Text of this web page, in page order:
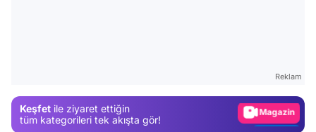
Reklam
Keşfet ile ziyaret ettiğin
tüm kategorileri tek akışta gör!
Video